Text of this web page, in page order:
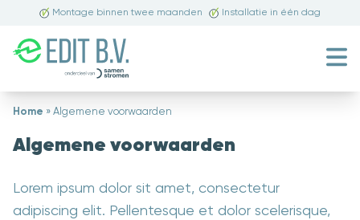
Montage binnen twee maanden Installatie in één dag
Home » Algemene voorwaarden
Algemene voorwaarden
Lorem ipsum dolor sit amet, consectetur
adipiscing elit. Pellentesque et dolor scelerisque,